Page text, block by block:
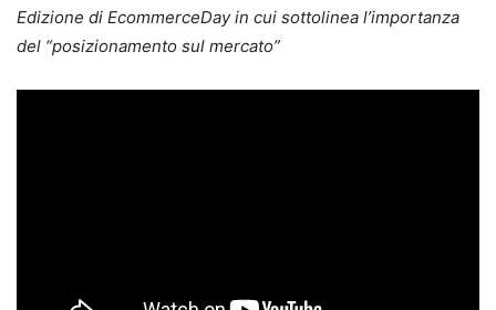
Edizione di EcommerceDay in cui sottolinea l’importanza
del “posizionamento sul mercato”